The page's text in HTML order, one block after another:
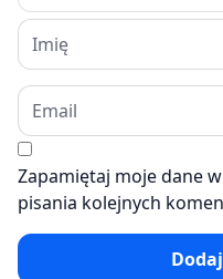
Zapamiętaj moje dane
pisania kolejnych